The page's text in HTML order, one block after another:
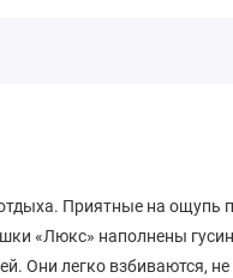
Приятные на ощупь
«Люкс» наполнены
Они легко взбиваются, не